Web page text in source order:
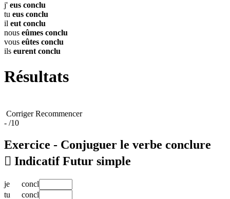
j' eus conclu
tu eus conclu
il eut conclu
nous eûmes conclu
vous eûtes conclu
ils eurent conclu
Résultats
CorrigerRecommencer
- /10
Exercice - Conjuguer le verbe conclure
 Indicatif Futur simple
je
concl
tu
concl